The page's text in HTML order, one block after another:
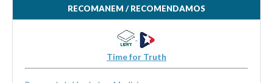
RECOMANEM / RECOMENDAMOS
Time for Truth